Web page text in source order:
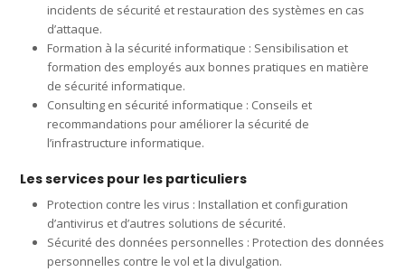
incidents de sécurité et restauration des systèmes en cas
d’attaque.
Formation à la sécurité informatique : Sensibilisation et
formation des employés aux bonnes pratiques en matière
de sécurité informatique.
Consulting en sécurité informatique : Conseils et
recommandations pour améliorer la sécurité de
l’infrastructure informatique.
Les services pour les particuliers
Protection contre les virus : Installation et configuration
d’antivirus et d’autres solutions de sécurité.
Sécurité des données personnelles : Protection des données
personnelles contre le vol et la divulgation.